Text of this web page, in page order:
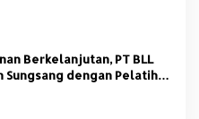
Berkelanjutan, PT BLL
Sungsang dengan Pelatihan